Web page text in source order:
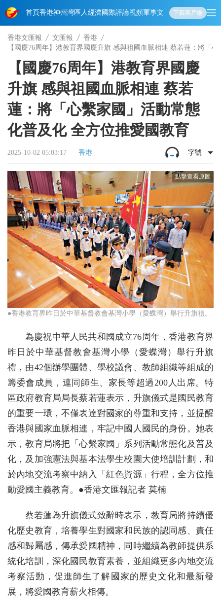
首頁香港神州 灣區人經濟國際評論視頻軍事文化 娛樂生活教育體
下載客戶端
香港文匯報 文匯報
香港
【國慶76周年】港教育界國慶升旗 感與祖國血脈相連 蔡若蓮：將「
【國慶76周年】港教育界國慶
升旗 感與祖國血脈相連 蔡若
蓮：將「心繫家國」活動常態
化普及化 全方位推愛國教育
2025-10-02 05:03:17 香港 字號
●香港教育界昨日於中華基督教會基灣小學（愛蝶灣）舉行升旗禮。
為慶祝中華人民共和國成立76周年，香港教育界
昨日於中華基督教會基灣小學（愛蝶灣）舉行升旗
禮，由42個辦學團體、學校議會、教師組織等組成的
籌委會成員，連同師生、家長等超過200人出席。特
區政府教育局局長蔡若蓮表示，升旗儀式是國民教育
的重要一環，不僅表達對國家的尊重和支持，並提醒
香港與國家血脈相連，牢記中國人國民的身份。她表
示，教育局將把「心繫家國」系列活動常態化及普及
化，及加強憲法與基本法學生校園大使培訓計劃，和
於內地交流考察中納入「紅色資源」行程，全方位推
動愛國主義教育。●香港文匯報記者 莫楠
蔡若蓮為升旗儀式致辭時表示，教育局將持續優
化歷史教育，培養學生對國家和民族的認同感、責任
感和歸屬感，傳承愛國精神，同時繼續為教師提供系
統化培訓，深化國民教育素養，並組織更多內地交流
考察活動，促進師生了解國家的歷史文化和最新發
展，將愛國教育薪火相傳。